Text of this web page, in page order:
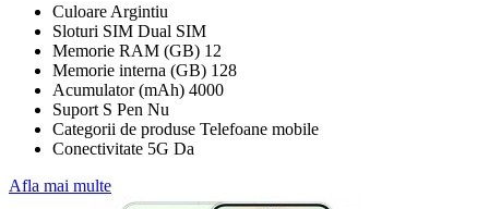
Culoare Argintiu
Sloturi SIM Dual SIM
Memorie RAM (GB) 12
Memorie interna (GB) 128
Acumulator (mAh) 4000
Suport S Pen Nu
Categorii de produse Telefoane mobile
Conectivitate 5G Da
Afla mai multe